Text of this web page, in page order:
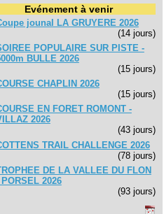
Evénement à venir
jounal LA GRUYERE 2026
(14 jours)
POPULAIRE SUR PISTE -
BULLE 2026
(15 jours)
CHAPLIN 2026
(15 jours)
EN FORET ROMONT -
2026
(43 jours)
TRAIL CHALLENGE 2026
(78 jours)
DE LA VALLEE DU FLON
2026
(93 jours)